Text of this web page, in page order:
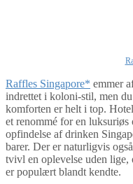
Raffles Singapore* emmer
indrettet i koloni-stil, men
komforten er helt i top.
et renommé for en luksuriøs
opfindelse af drinken
barer. Der er naturligvis
tvivl en oplevelse uden
er populært blandt kendte.